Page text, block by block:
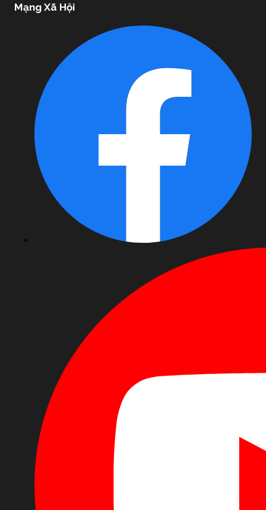
Mạng Xã Hội